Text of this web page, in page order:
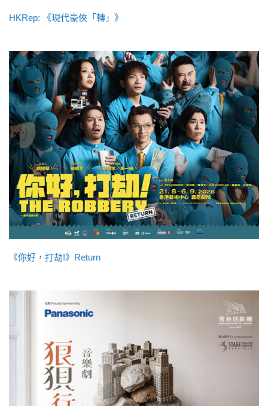
HKRep: 《現代豪俠「轉」》
《你好，打劫!》Return